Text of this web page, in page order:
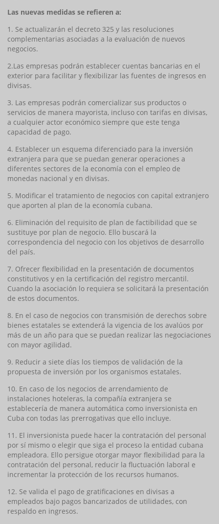
Las nuevas medidas se refieren a:
1. Se actualizarán el decreto 325 y las resoluciones
complementarias asociadas a la evaluación de nuevos
negocios.
2.Las empresas podrán establecer cuentas bancarias en el
exterior para facilitar y flexibilizar las fuentes de ingresos en
divisas.
3. Las empresas podrán comercializar sus productos o
servicios de manera mayorista, incluso con tarifas en divisas,
a cualquier actor económico siempre que este tenga
capacidad de pago.
4. Establecer un esquema diferenciado para la inversión
extranjera para que se puedan generar operaciones a
diferentes sectores de la economía con el empleo de
monedas nacional y en divisas.
5. Modificar el tratamiento de negocios con capital extranjero
que aporten al plan de la economía cubana.
6. Eliminación del requisito de plan de factibilidad que se
sustituye por plan de negocio. Ello buscará la
correspondencia del negocio con los objetivos de desarrollo
del país.
7. Ofrecer flexibilidad en la presentación de documentos
constitutivos y en la certificación del registro mercantil.
Cuando la asociación lo requiera se solicitará la presentación
de estos documentos.
8. En el caso de negocios con transmisión de derechos sobre
bienes estatales se extenderá la vigencia de los avalúos por
más de un año para que se puedan realizar las negociaciones
con mayor agilidad.
9. Reducir a siete días los tiempos de validación de la
propuesta de inversión por los organismos estatales.
10. En caso de los negocios de arrendamiento de
instalaciones hoteleras, la compañía extranjera se
establecería de manera automática como inversionista en
Cuba con todas las prerrogativas que ello incluye.
11. El inversionista puede hacer la contratación del personal
por sí mismo o elegir que siga el proceso la entidad cubana
empleadora. Ello persigue otorgar mayor flexibilidad para la
contratación del personal, reducir la fluctuación laboral e
incrementar la protección de los recursos humanos.
12. Se valida el pago de gratificaciones en divisas a
empleados bajo pagos bancarizados de utilidades, con
respaldo en ingresos.